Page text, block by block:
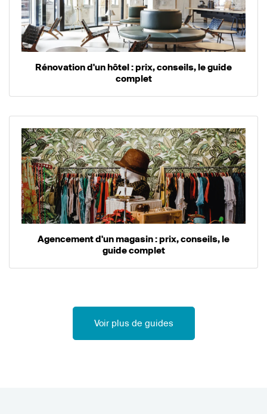
Rénovation d'un hôtel : prix, conseils, le guide
complet
Agencement d'un magasin : prix, conseils, le
guide complet
Voir plus de guides